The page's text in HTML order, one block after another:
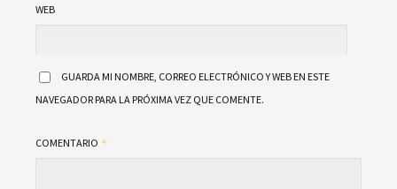
WEB
GUARDA MI NOMBRE, CORREO ELECTRÓNICO Y WEB EN ESTE
NAVEGADOR PARA LA PRÓXIMA VEZ QUE COMENTE.
COMENTARIO